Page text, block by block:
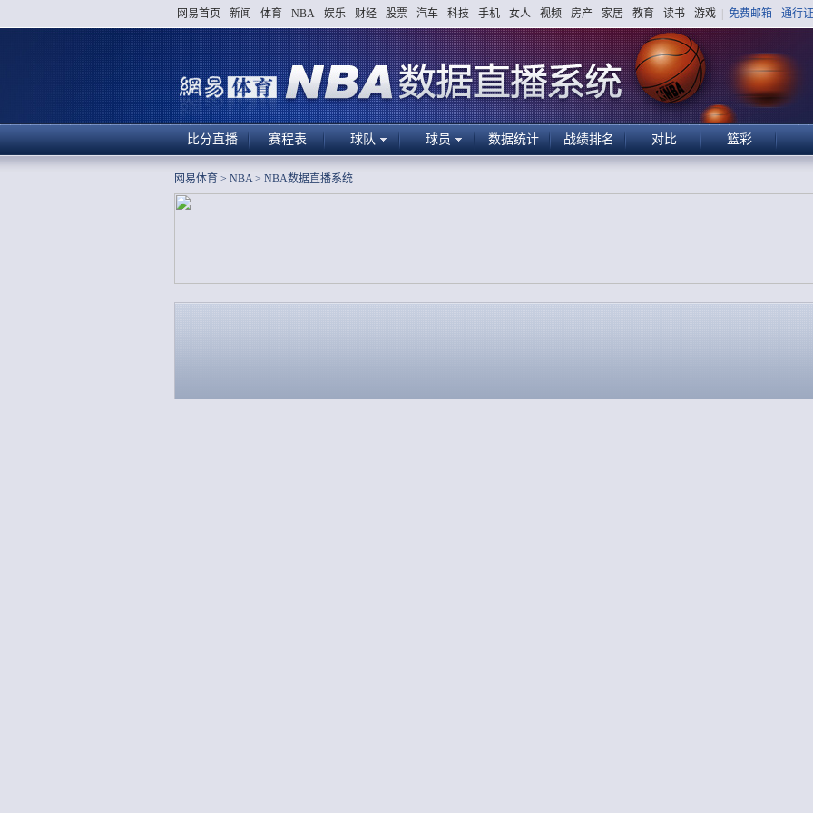
网易首页 - 新闻 - 体育 - NBA - 娱乐 - 财经 - 股票 - 汽车 - 科技 - 手机 - 女人 - 视频 - 房产 - 家居 - 教育 - 读书 - 游戏 免费邮箱 - 通行
比分直播 赛程表 球队 球员 数据统计 战绩排名 对比 篮彩
网易体育 > NBA> NBA数据直播系统